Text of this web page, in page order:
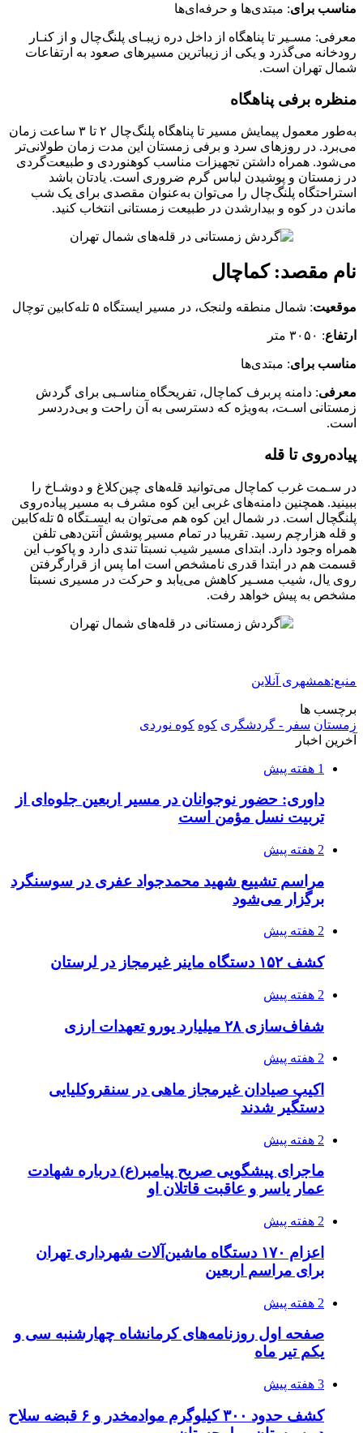
مناسب برای: مبتدی‌ها و حرفه‌ای‌ها
معرفی: مسـیر تا پناهگاه از داخل دره زیبـای پلنگ‌چال و از کنـار
رودخانه می‌گذرد و یکی از زیباترین مسیرهای صعود به ارتفاعات
شمال تهران است.
منظره برفی پناهگاه
به‌طور معمول پیمایش مسیر تا پناهگاه پلنگ‌چال ۲ تا ۳ ساعت زمان
می‌برد. در روزهای سرد و برفی زمستان این مدت زمان طولانی‌تر
می‌شود. همراه داشتن تجهیزات مناسب کوهنوردی و طبیعت‌گردی
در زمستان و پوشیدن لباس گرم ضروری است. یادتان باشد
استراحتگاه پلنگ‌چال را می‌توان به‌عنوان مقصدی برای یک شب
ماندن در کوه و بیدارشدن در طبیعت زمستانی انتخاب کنید.
نام مقصد: کماچال
موقعیت: شمال منطقه ولنجک، در مسیر ایستگاه ۵ تله‌کابین توچال
ارتفاع: ۳۰۵۰ متر
مناسب برای: ‌مبتدی‌ها
معرفی: دامنه پربرف کماچال، تفریحگاه مناسـبی برای گردش
زمستانی اسـت، به‌ویژه که دسترسی به آن راحت و بی‌دردسر
است.
پیاده‌روی تا قله
در سـمت غرب کماچال می‌توانید قله‌های چین‌کلاغ و دوشـاخ را
ببینید. همچنین دامنه‌های غربی این کوه مشرف به مسیر پیاده‌روی
پلنگچال است. در شمال این کوه هم می‌توان به ایسـتگاه ۵ تله‌کابین
و قله هزارچم رسید. تقریبا در تمام مسیر پوشش آنتن‌دهی تلفن
همراه وجود دارد. ابتدای مسیر شیب نسبتا تندی دارد و پاکوب این
قسمت هم در ابتدا قدری نامشخص است اما پس از قرارگرفتن
روی یال، شیب مسـیر کاهش می‌یابد و حرکت در مسیری نسبتا
مشخص به پیش خواهد رفت.
منبع:همشهری آنلاین
برچسب ها
زمستان سفر - گردشگری کوه کوه نوردی
آخرین اخبار
1 هفته پیش
داوری: حضور نوجوانان در مسیر اربعین جلوه‌ای از
تربیت نسل مؤمن است
2 هفته پیش
مراسم تشییع شهید محمدجواد عفری در سوسنگرد
برگزار می‌شود
2 هفته پیش
کشف ۱۵۲ دستگاه ماینر غیرمجاز در لرستان
2 هفته پیش
شفاف‌سازی ۲۸ میلیارد یورو تعهدات ارزی
2 هفته پیش
اکیپ صیادان غیرمجاز ماهی در سنقروکلیایی
دستگیر شدند
2 هفته پیش
ماجرای پیشگویی صریح پیامبر(ع) درباره شهادت
عمار یاسر و عاقبت قاتلان او
2 هفته پیش
اعزام ۱۷۰ دستگاه ماشین‌آلات شهرداری تهران
برای مراسم اربعین
2 هفته پیش
صفحه اول روزنامه‌های کرمانشاه چهارشنبه سی و
یکم تیر ماه
3 هفته پیش
کشف حدود ۳۰۰ کیلوگرم موادمخدر و ۶ قبضه سلاح